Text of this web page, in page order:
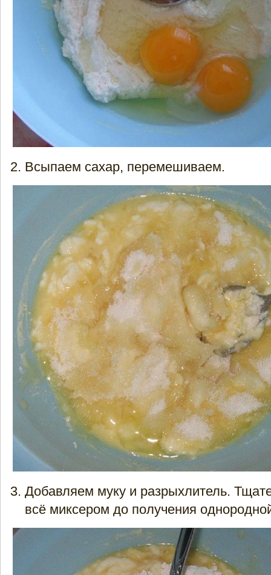
Всыпаем сахар, перемешиваем.
Добавляем муку и разрыхлитель.
всё миксером до получения